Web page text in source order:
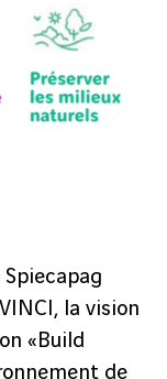
la vision
«Build
de